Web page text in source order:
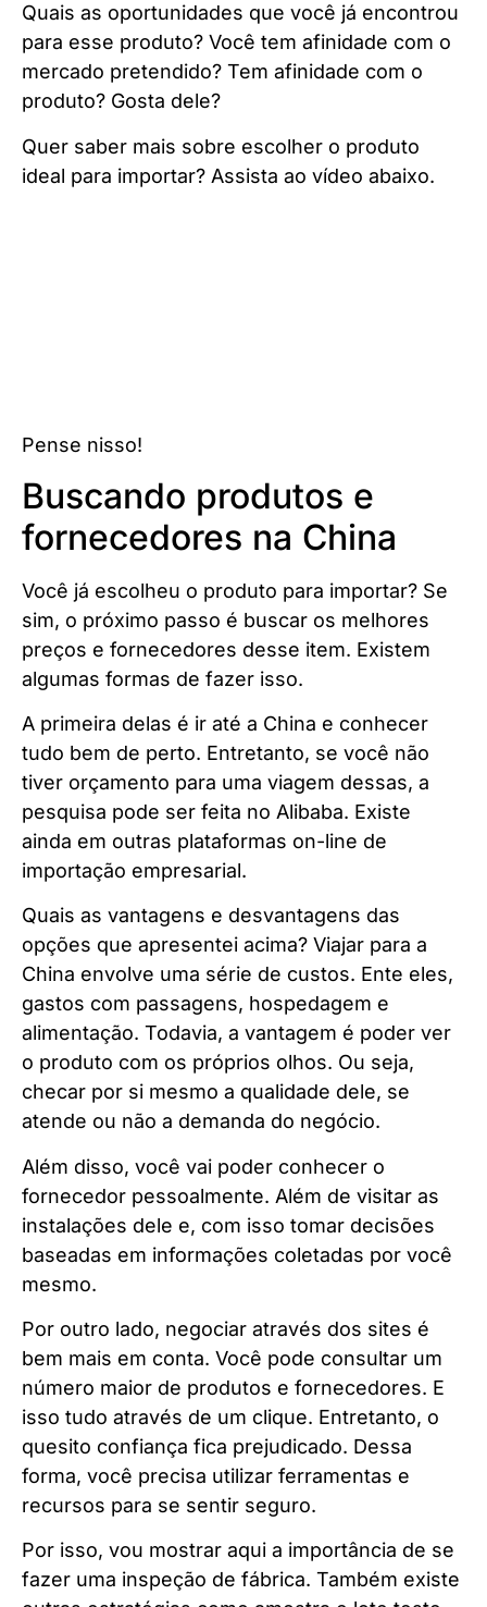
Quais as oportunidades que você já encontrou
para esse produto? Você tem afinidade com o
mercado pretendido? Tem afinidade com o
produto? Gosta dele?
Quer saber mais sobre escolher o produto
ideal para importar? Assista ao vídeo abaixo.
Pense nisso!
Buscando produtos e
fornecedores na China
Você já escolheu o produto para importar? Se
sim, o próximo passo é buscar os melhores
preços e fornecedores desse item. Existem
algumas formas de fazer isso.
A primeira delas é ir até a China e conhecer
tudo bem de perto. Entretanto, se você não
tiver orçamento para uma viagem dessas, a
pesquisa pode ser feita no Alibaba. Existe
ainda em outras plataformas on-line de
importação empresarial.
Quais as vantagens e desvantagens das
opções que apresentei acima? Viajar para a
China envolve uma série de custos. Ente eles,
gastos com passagens, hospedagem e
alimentação. Todavia, a vantagem é poder ver
o produto com os próprios olhos. Ou seja,
checar por si mesmo a qualidade dele, se
atende ou não a demanda do negócio.
Além disso, você vai poder conhecer o
fornecedor pessoalmente. Além de visitar as
instalações dele e, com isso tomar decisões
baseadas em informações coletadas por você
mesmo.
Por outro lado, negociar através dos sites é
bem mais em conta. Você pode consultar um
número maior de produtos e fornecedores. E
isso tudo através de um clique. Entretanto, o
quesito confiança fica prejudicado. Dessa
forma, você precisa utilizar ferramentas e
recursos para se sentir seguro.
Por isso, vou mostrar aqui a importância de se
fazer uma inspeção de fábrica. Também existe